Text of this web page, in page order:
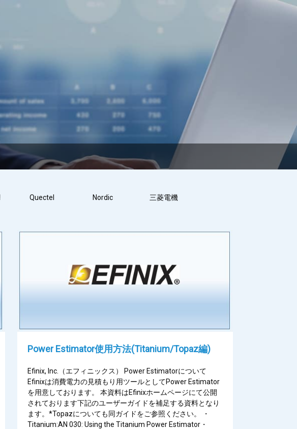
Quectel Nordic 三菱電機
Power Estimator使用方法(Titanium/Topaz編)
Efinix, Inc.（エフィニックス） Power Estimatorについて
Efinixは消費電力の見積もり用ツールとしてPower Estimator
を用意しております。 本資料はEfinixホームページにて公開
されております下記のユーザーガイドを補足する資料となり
ます。*Topazについても同ガイドをご参照ください。 ・
Titanium:AN 030: Using the Titanium Power Estimator・